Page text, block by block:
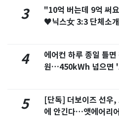
3
"10억 버는데 9억 써
♥닉스女 3:3 단체소
4
에어컨 하루 종일 틀
원…450kWh 넘으면 '
5
[단독] 더보이즈 선우,
에 안긴다…앳에어리